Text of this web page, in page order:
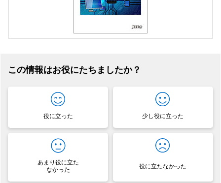
この情報はお役にたちましたか？
役に立った 少し役に立った
あまり役に立た
なかった
役に立たなかった